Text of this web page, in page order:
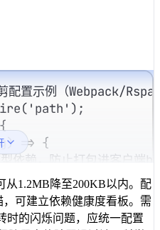
置示例（Webpack/
( 'path' ) ;
{
=> {
依赖，防止打包进客户端
= {
'echarts',
: 'monaco-editor'
从1.2MB降至200KB以内。配
，可建立依赖健康度看板。需
时的闪烁问题，应统一配置